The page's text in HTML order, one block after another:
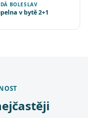
BOLESLAV
v bytě 2+1